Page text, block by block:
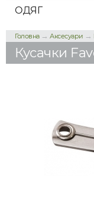
ОДЯГ
Головна→ Аксесуари →
Кусачки